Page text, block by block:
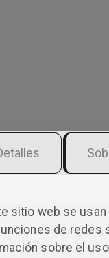
sitio web se
de redes
sobre el